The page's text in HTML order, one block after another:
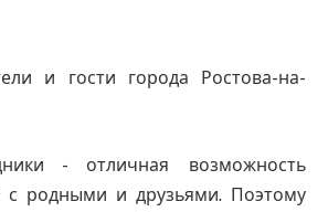
и гости города Ростова-на-
- отличная возможность
с родными и друзьями. Поэтому